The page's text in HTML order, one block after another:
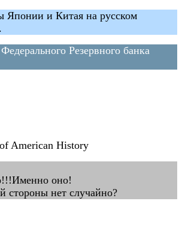
Японии и Китая на русском
Резервного банка
American History
оно!
стороны нет случайно?